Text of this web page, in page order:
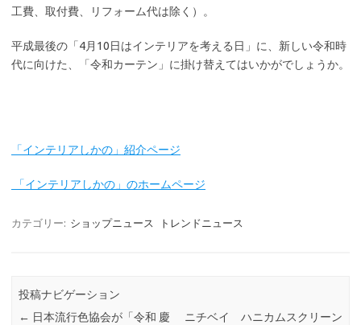
工費、取付費、リフォーム代は除く）。
平成最後の「4月10日はインテリアを考える日」に、新しい令和時
代に向けた、「令和カーテン」に掛け替えてはいかがでしょうか。
「インテリアしかの」紹介ページ
「インテリアしかの」のホームページ
カテゴリー: ショップニュース トレンドニュース
投稿ナビゲーション
← 日本流行色協会が「令和 慶
ニチベイ ハニカムスクリーン